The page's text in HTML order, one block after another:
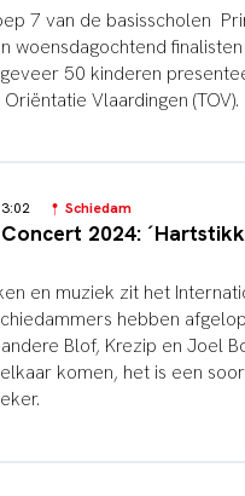
7 van de basisscholen
woensdagochtend
50 kinderen
Vlaardingen (TOV).
Schiedam
2024:
en muziek zit het
hebben
Blof, Krezip en Joel
komen, het is een